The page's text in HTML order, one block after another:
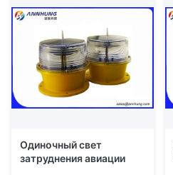
Одиночный свет
затруднения авиации